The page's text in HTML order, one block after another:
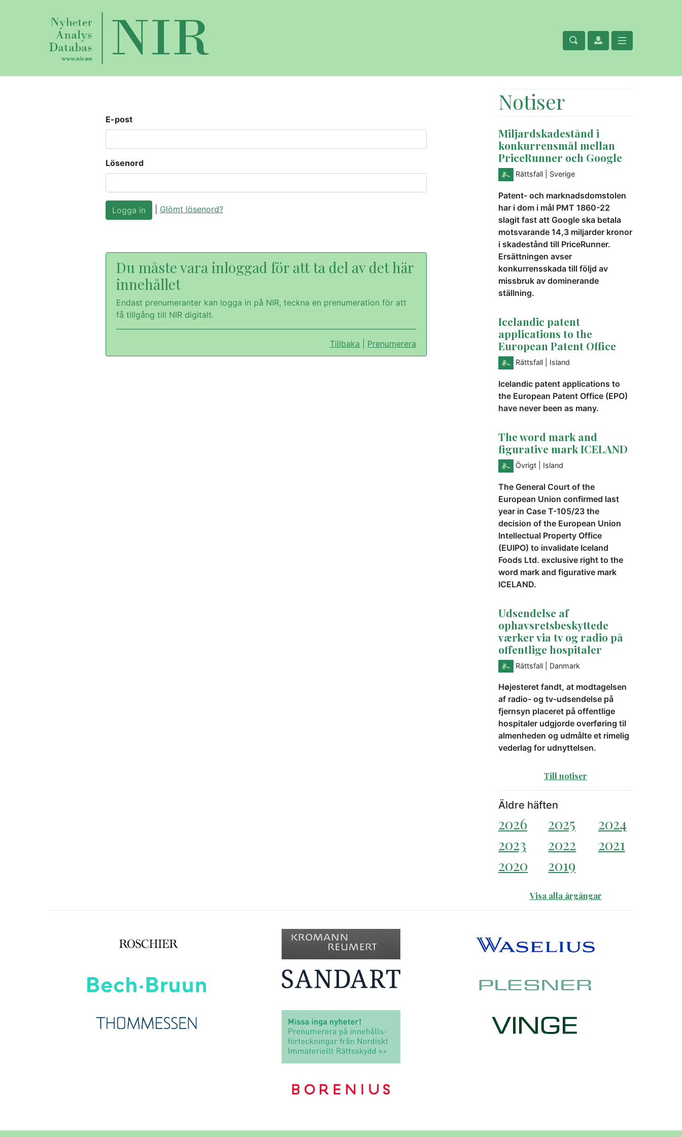
E-post
Lösenord
Glömt lösenord?
Du måste vara inloggad för att ta del av det här
innehållet
Endast prenumeranter kan logga in på NIR, teckna en prenumeration för att
få tillgång till NIR digitalt.
Tillbaka Prenumerera
Notiser
Miljardskadestånd i
konkurrensmål mellan
PriceRunner och Google
Rättsfall | Sverige
Patent- och marknadsdomstolen
har i dom i mål PMT 1860-22
slagit fast att Google ska betala
motsvarande 14,3 miljarder kronor
i skadestånd till PriceRunner.
Ersättningen avser
konkurrensskada till följd av
missbruk av dominerande
ställning.
Icelandic patent
applications to the
European Patent Office
Rättsfall | Island
Icelandic patent applications to
the European Patent Office (EPO)
have never been as many.
The word mark and
figurative mark ICELAND
Övrigt | Island
The General Court of the
European Union confirmed last
year in Case T-105/23 the
decision of the European Union
Intellectual Property Office
(EUIPO) to invalidate Iceland
Foods Ltd. exclusive right to the
word mark and figurative mark
ICELAND.
Udsendelse af
ophavsretsbeskyttede
værker via tv og radio på
offentlige hospitaler
Rättsfall | Danmark
Højesteret fandt, at modtagelsen
af radio- og tv-udsendelse på
fjernsyn placeret på offentlige
hospitaler udgjorde overføring til
almenheden og udmålte et rimelig
vederlag for udnyttelsen.
Till notiser
Äldre häften
2026 2025
2024
2023
2022
2021
2020
2019
Visa alla årgångar